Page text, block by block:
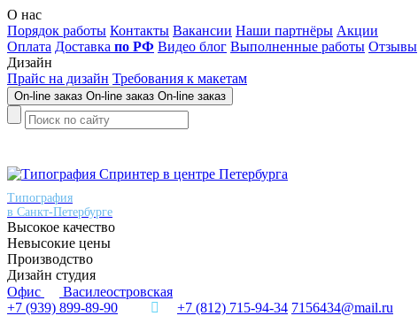
О нас
Порядок работы Контакты Вакансии Наши партнёры Акции
Оплата Доставка по РФ Видео блог Выполненные работы Отзывы
Дизайн
Прайс на дизайн Требования к макетам
On-line заказ On-line заказ On-line заказ
Типография
в Санкт-Петербурге
Высокое качество
Невысокие цены
Производство
Дизайн студия
Офис
Василеостровская
+7 (939) 899-89-90
+7 (812) 715-94-34 7156434@mail.ru